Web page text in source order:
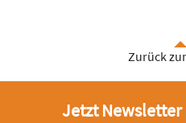
Zurück
Jetzt